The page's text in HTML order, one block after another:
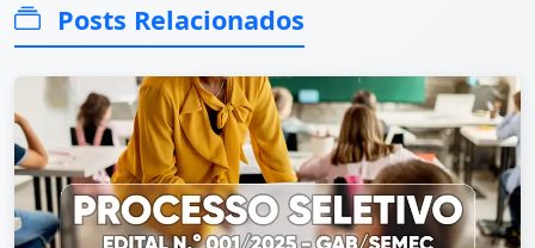
Posts Relacionados